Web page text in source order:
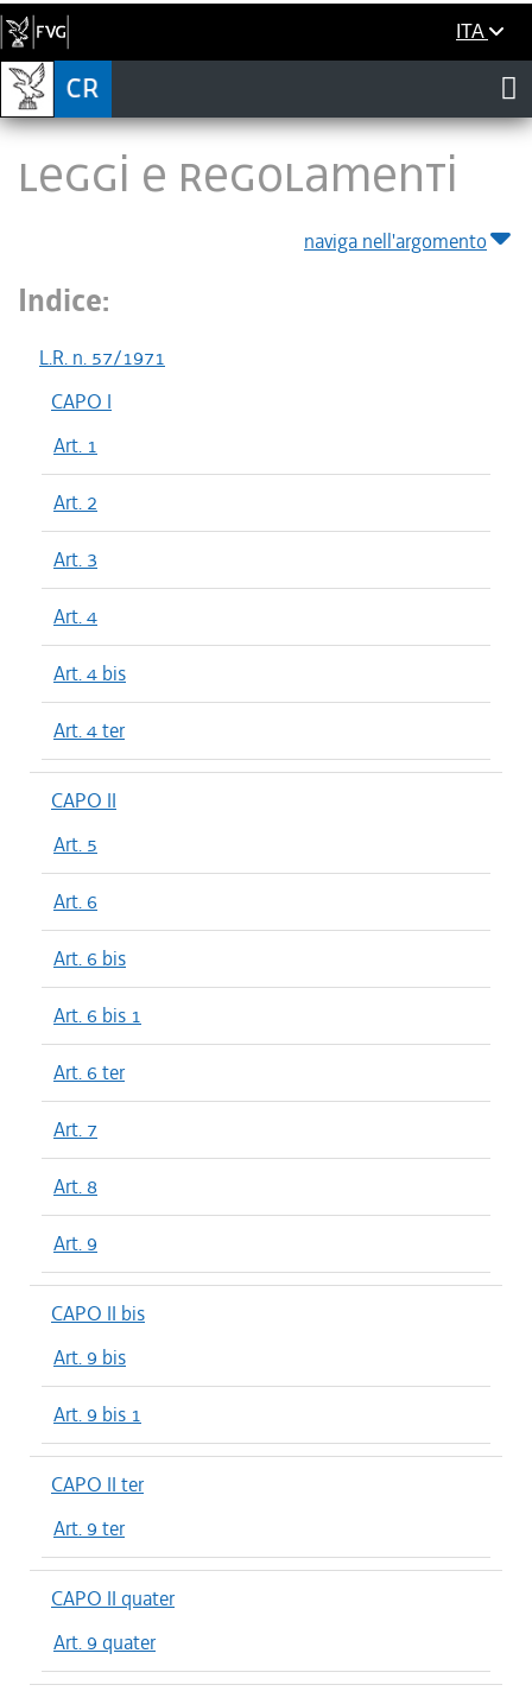
ITA
LEGGI E REGOLAMENTI
naviga nell'argomento
Indice:
L.R. n. 57/1971
CAPO I
Art. 1
Art. 2
Art. 3
Art. 4
Art. 4 bis
Art. 4 ter
CAPO II
Art. 5
Art. 6
Art. 6 bis
Art. 6 bis 1
Art. 6 ter
Art. 7
Art. 8
Art. 9
CAPO II bis
Art. 9 bis
Art. 9 bis 1
CAPO II ter
Art. 9 ter
CAPO II quater
Art. 9 quater